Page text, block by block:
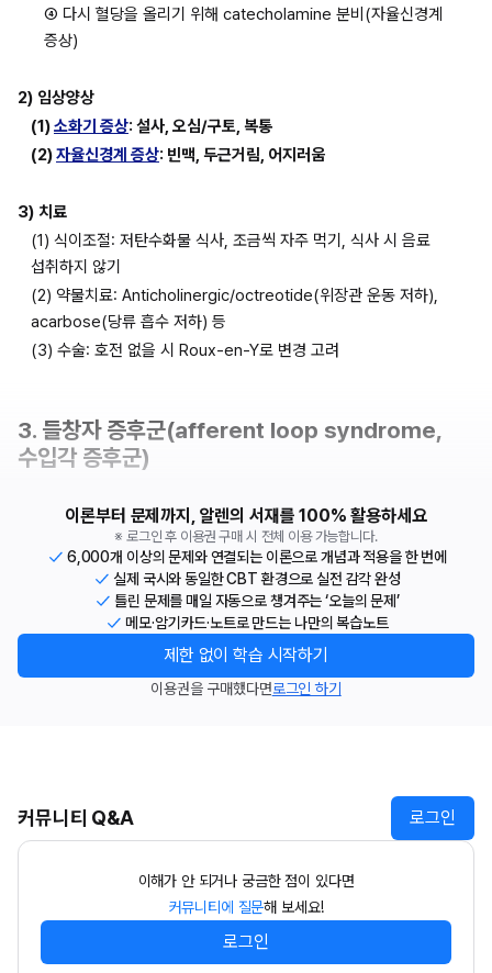
④ 다시 혈당을 올리기 위해 catecholamine 분비(자율신경계
증상)
2) 임상양상
(1) 소화기 증상: 설사, 오심/구토, 복통
(2) 자율신경계 증상: 빈맥, 두근거림, 어지러움
3) 치료
(1) 식이조절: 저탄수화물 식사, 조금씩 자주 먹기, 식사 시 음료
섭취하지 않기
(2) 약물치료: Anticholinergic/octreotide(위장관 운동 저하),
acarbose(당류 흡수 저하) 등
(3) 수술: 호전 없을 시 Roux-en-Y로 변경 고려
3. 들창자 증후군(afferent loop syndrome,
수입각 증후군)
이론부터 문제까지, 알렌의 서재를 100% 활용하세요
※ 로그인 후 이용권 구매 시 전체 이용 가능합니다.
6,000개 이상의 문제와 연결되는 이론으로 개념과 적용을 한 번에
실제 국시와 동일한 CBT 환경으로 실전 감각 완성
틀린 문제를 매일 자동으로 챙겨주는 ‘오늘의 문제’
메모·암기카드·노트로 만드는 나만의 복습노트
제한 없이 학습 시작하기
이용권을 구매했다면로그인 하기
커뮤니티 Q&A 로그인
이해가 안 되거나 궁금한 점이 있다면
커뮤니티에 질문해 보세요!
로그인